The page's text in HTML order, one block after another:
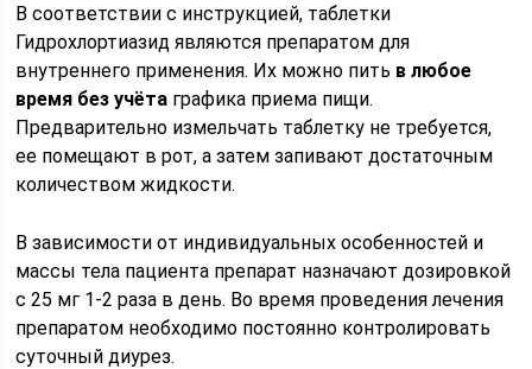
В соответствии с инструкцией, таблетки
Гидрохлортиазид являются препаратом для
внутреннего применения. Их можно пить в любое
время без учёта графика приема пищи.
Предварительно измельчать таблетку не требуется,
ее помещают в рот, а затем запивают достаточным
количеством жидкости.
В зависимости от индивидуальных особенностей и
массы тела пациента препарат назначают дозировкой
с 25 мг 1-2 раза в день. Во время проведения лечения
препаратом необходимо постоянно контролировать
суточный диурез.